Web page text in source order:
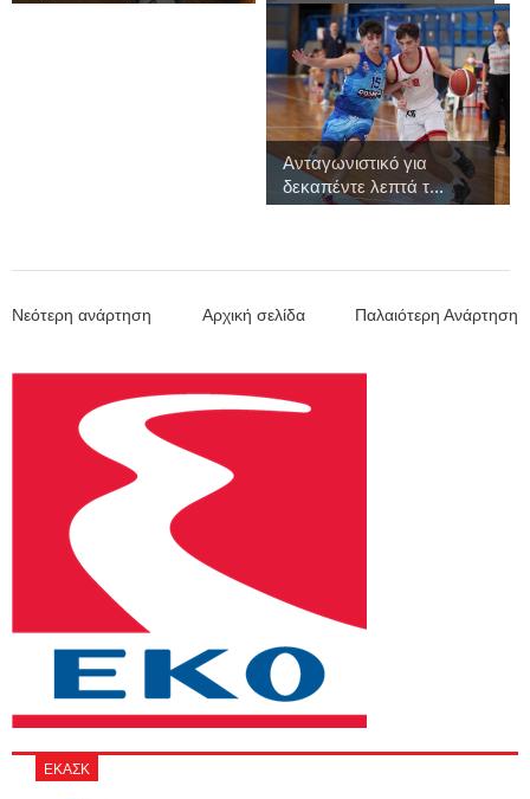
Ανταγωνιστικό για
δεκαπέντε λεπτά τ...
Νεότερη ανάρτηση Παλαιότερη Ανάρτηση
Αρχική σελίδα
ΕΚΑΣΚ